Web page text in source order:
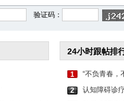
验证码：
24小时跟帖排
1
“不负青春
2
认知障碍诊